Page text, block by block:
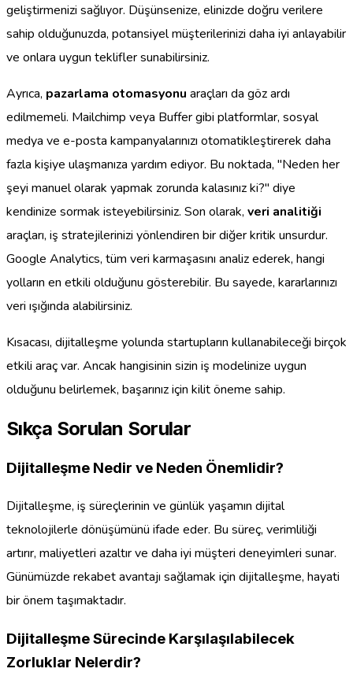
geliştirmenizi sağlıyor. Düşünsenize, elinizde doğru verilere
sahip olduğunuzda, potansiyel müşterilerinizi daha iyi anlayabilir
ve onlara uygun teklifler sunabilirsiniz.
Ayrıca, pazarlama otomasyonu araçları da göz ardı
edilmemeli. Mailchimp veya Buffer gibi platformlar, sosyal
medya ve e-posta kampanyalarınızı otomatikleştirerek daha
fazla kişiye ulaşmanıza yardım ediyor. Bu noktada, "Neden her
şeyi manuel olarak yapmak zorunda kalasınız ki?" diye
kendinize sormak isteyebilirsiniz. Son olarak, veri analitiği
araçları, iş stratejilerinizi yönlendiren bir diğer kritik unsurdur.
Google Analytics, tüm veri karmaşasını analiz ederek, hangi
yolların en etkili olduğunu gösterebilir. Bu sayede, kararlarınızı
veri ışığında alabilirsiniz.
Kısacası, dijitalleşme yolunda startupların kullanabileceği birçok
etkili araç var. Ancak hangisinin sizin iş modelinize uygun
olduğunu belirlemek, başarınız için kilit öneme sahip.
Sıkça Sorulan Sorular
Dijitalleşme Nedir ve Neden Önemlidir?
Dijitalleşme, iş süreçlerinin ve günlük yaşamın dijital
teknolojilerle dönüşümünü ifade eder. Bu süreç, verimliliği
artırır, maliyetleri azaltır ve daha iyi müşteri deneyimleri sunar.
Günümüzde rekabet avantajı sağlamak için dijitalleşme, hayati
bir önem taşımaktadır.
Dijitalleşme Sürecinde Karşılaşılabilecek
Zorluklar Nelerdir?